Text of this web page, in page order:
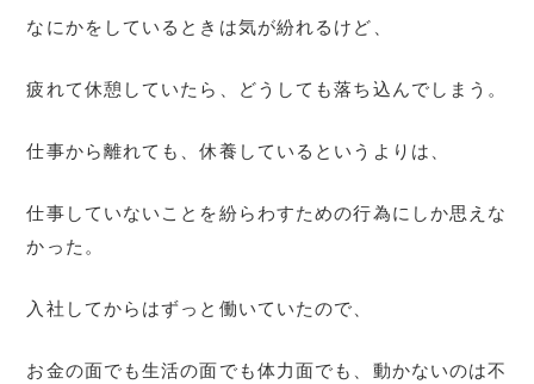
なにかをしているときは気が紛れるけど、
疲れて休憩していたら、どうしても落ち込んでしまう。
仕事から離れても、休養しているというよりは、
仕事していないことを紛らわすための行為にしか思えな
かった。
入社してからはずっと働いていたので、
お金の面でも生活の面でも体力面でも、動かないのは不